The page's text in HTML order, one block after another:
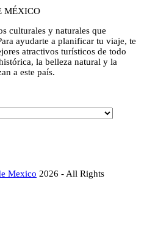
MÉXICO
culturales y naturales que
ayudarte a planificar tu viaje, te
atractivos turísticos de todo
la belleza natural y la
a este país.
Mexico 2026 - All Rights